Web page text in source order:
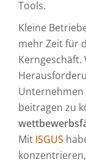
Tools.
Kleine
mehr Zeit für
Unternehmen
beitragen zu
Mit ISGUS